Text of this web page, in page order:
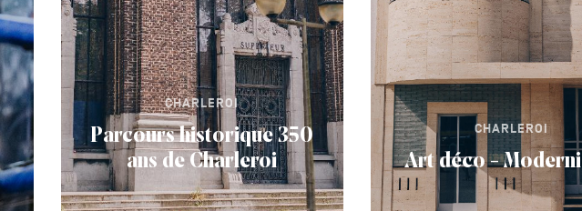
CHARLEROI
Parcours historique 350
ans de Charleroi
CHARLEROI
Art déco -